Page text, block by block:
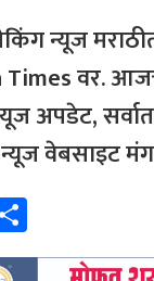
न्यूज
वर.
अपडेट,
न्यूज वेबसाइट
ar